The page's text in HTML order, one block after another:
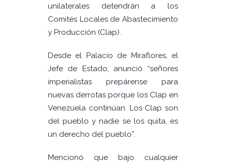
unilaterales detendrán a los
Comités Locales de Abastecimiento
y Producción (Clap).
Desde el Palacio de Miraflores, el
Jefe de Estado, anunció “señores
imperialistas prepárense para
nuevas derrotas porque los Clap en
Venezuela continúan. Los Clap son
del pueblo y nadie se los quita, es
un derecho del pueblo”.
Mencionó que bajo cualquier